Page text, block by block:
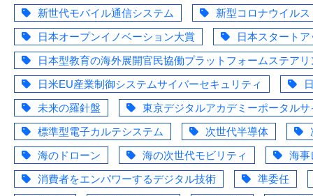
新世代モバイル通信システム
新型コロナウイルス
日本オープンイノベーション大賞
日本スタート
日本型教育の海外展開官民協働プラットフォームステア
日米EU産業制御システムサイバーセキュリティ
未来の羅針盤
東京デジタルアカデミーポータルサ
標準型電子カルテシステム
次世代半導体
海のドローン
海の次世代モビリティ
海事
消費者をエンパワーするデジタル技術
準委任